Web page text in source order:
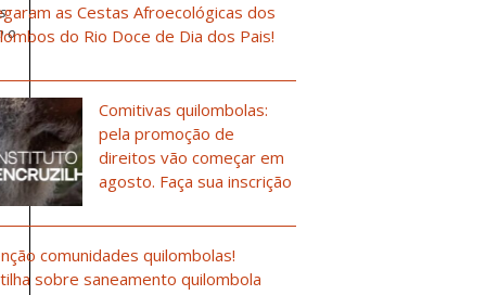
o
–
as Cestas Afroecológicas dos
do Rio Doce de Dia dos Pais!
Comitivas quilombolas:
pela promoção de
direitos vão começar em
agosto. Faça sua inscrição
comunidades quilombolas!
sobre saneamento quilombola